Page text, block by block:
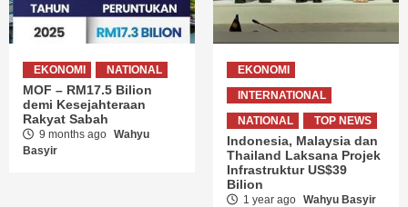
EKONOMI NATIONAL
MOF – RM17.5 Bilion
demi Kesejahteraan
Rakyat Sabah
9 months ago Wahyu
Basyir
EKONOMI
INTERNATIONAL
NATIONAL
TOP NEWS
Indonesia, Malaysia dan
Thailand Laksana Projek
Infrastruktur US$39
Bilion
1 year ago Wahyu Basyir